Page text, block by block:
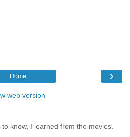
›
Home
web version
know, I learned from the movies.